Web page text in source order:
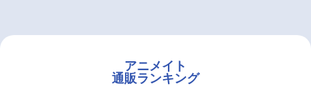
アニメイト
通販ランキング